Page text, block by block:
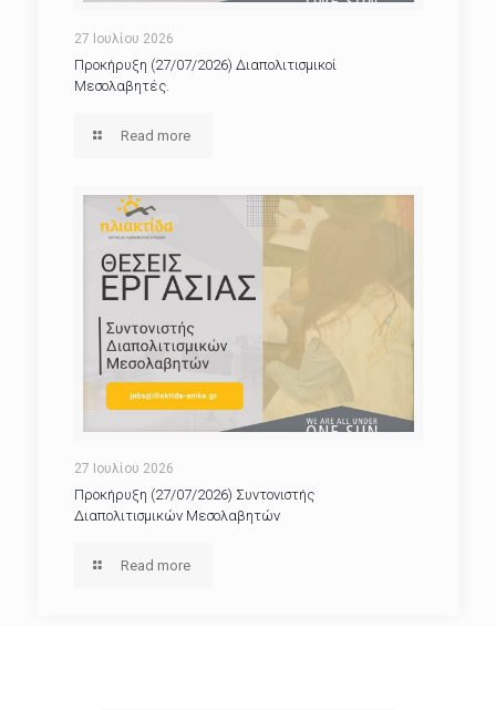
27 Ιουλίου 2026
Προκήρυξη (27/07/2026) Διαπολιτισμικοί
Μεσολαβητές.
Read more
27 Ιουλίου 2026
Προκήρυξη (27/07/2026) Συντονιστής
Διαπολιτισμικών Μεσολαβητών
Read more